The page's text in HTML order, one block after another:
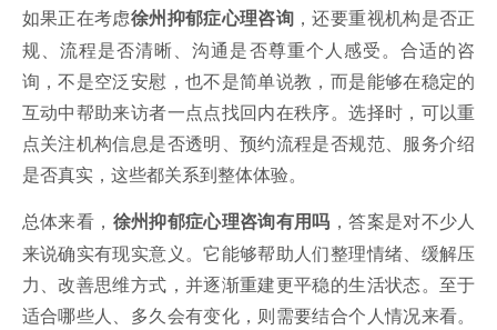
如果正在考虑徐州抑郁症心理咨询 ，还要重视机构是否正
规、流程是否清晰、沟通是否尊重个人感受。合适的咨
询，不是空泛安慰，也不是简单说教，而是能够在稳定的
互动中帮助来访者一点点找回内在秩序。选择时，可以重
点关注机构信息是否透明、预约流程是否规范、服务介绍
是否真实，这些都关系到整体体验。
总体来看， 徐州抑郁症心理咨询有用吗 ，答案是对不少人
来说确实有现实意义。它能够帮助人们整理情绪、缓解压
力、改善思维方式，并逐渐重建更平稳的生活状态。至于
适合哪些人、多久会有变化，则需要结合个人情况来看。